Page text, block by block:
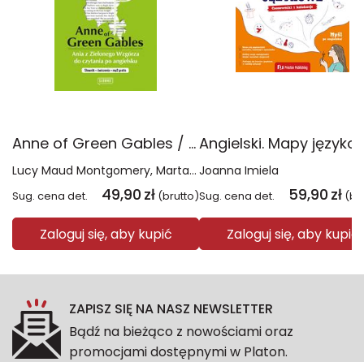
Anne of Green Gables / Ania z Zielonego Wzgórza do czytania po angielsku. Słownik + ćwiczenia + MP3. Klasyka po angielsku
Lucy Maud Montgomery Marta Fihel Dariusz Jemielniak
Sug. cena det. 49,90 zł (brutto)
Zaloguj się, aby kupić
Joanna Imiela
Sug. cena det. 59,90 zł
Zaloguj się, aby kupić
ZAPISZ SIĘ NA NASZ NEWSLETTER
Bądź na bieżąco z nowościami oraz
promocjami dostępnymi w Platon.